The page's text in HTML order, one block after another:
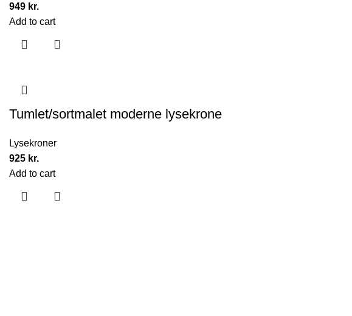
949 kr.
Add to cart
Tumlet/sortmalet moderne lysekrone
Lysekroner
925 kr.
Add to cart